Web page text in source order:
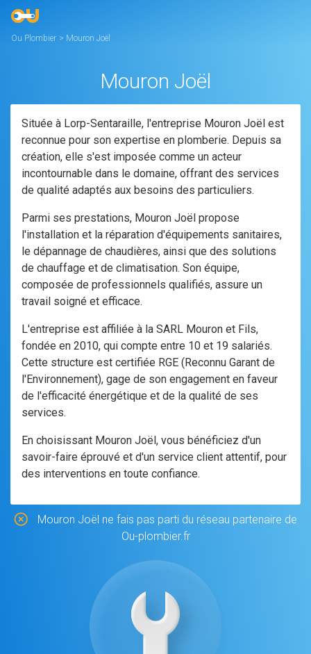
Ou Plombier > Mouron Joël
Mouron Joël
Située à Lorp-Sentaraille, l'entreprise Mouron Joël est
reconnue pour son expertise en plomberie. Depuis sa
création, elle s'est imposée comme un acteur
incontournable dans le domaine, offrant des services
de qualité adaptés aux besoins des particuliers.
Parmi ses prestations, Mouron Joël propose
l'installation et la réparation d'équipements sanitaires,
le dépannage de chaudières, ainsi que des solutions
de chauffage et de climatisation. Son équipe,
composée de professionnels qualifiés, assure un
travail soigné et efficace.
L'entreprise est affiliée à la SARL Mouron et Fils,
fondée en 2010, qui compte entre 10 et 19 salariés.
Cette structure est certifiée RGE (Reconnu Garant de
l'Environnement), gage de son engagement en faveur
de l'efficacité énergétique et de la qualité de ses
services.
En choisissant Mouron Joël, vous bénéficiez d'un
savoir-faire éprouvé et d'un service client attentif, pour
des interventions en toute confiance.
Mouron Joël ne fais pas parti du réseau partenaire de
Ou-plombier.fr
Panneau de gestion des cookies